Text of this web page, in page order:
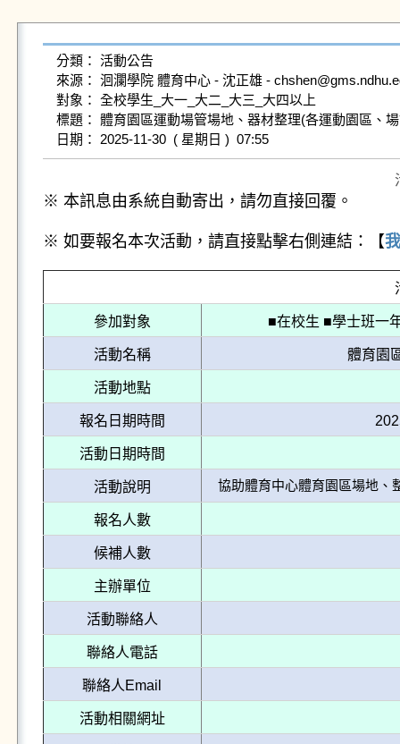
分類： 活動公告
來源： 洄瀾學院 體育中心 - 沈正雄 -
對象： 全校學生_大一_大二_大三_大四以上
標題： 體育園區運動場管場地、器材整理(各運動園區、
日期： 2025-11-30  ( 星期日 )  07:55
※ 本訊息由系統自動寄出，請勿直接回覆。
※ 如要報名本次活動，請直接點擊右側連結：【
參加對象 ■在校生 ■學士班一
活動名稱 體育園
活動地點
報名日期時間
活動日期時間
活動說明 協助體育中心體育園區場地、
報名人數
候補人數
主辦單位
活動聯絡人
聯絡人電話
聯絡人Email
活動相關網址